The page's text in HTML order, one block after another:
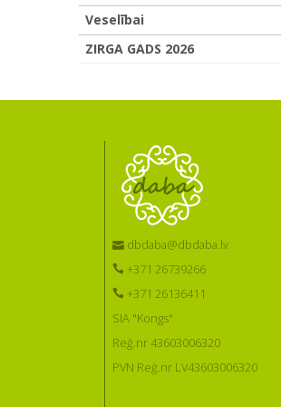
Veselībai
ZIRGA GADS 2026
dbdaba@dbdaba.lv
+371 26739266
+371 26136411
SIA "Kongs"
Reģ.nr 43603006320
PVN Reģ.nr LV43603006320